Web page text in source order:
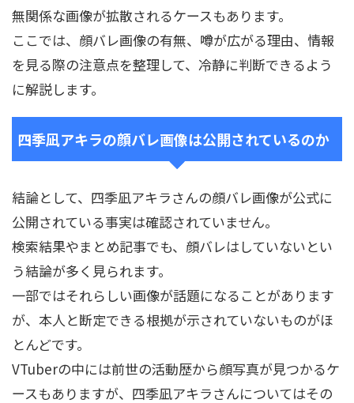
無関係な画像が拡散されるケースもあります。
ここでは、顔バレ画像の有無、噂が広がる理由、情報
を見る際の注意点を整理して、冷静に判断できるよう
に解説します。
四季凪アキラの顔バレ画像は公開されているのか
結論として、四季凪アキラさんの顔バレ画像が公式に
公開されている事実は確認されていません。
検索結果やまとめ記事でも、顔バレはしていないとい
う結論が多く見られます。
一部ではそれらしい画像が話題になることがあります
が、本人と断定できる根拠が示されていないものがほ
とんどです。
VTuberの中には前世の活動歴から顔写真が見つかるケ
ースもありますが、四季凪アキラさんについてはその